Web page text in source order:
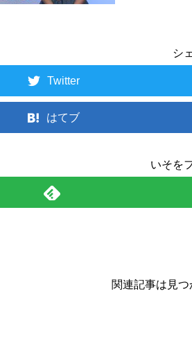
シ
Twitter
はてブ
いそを
関連記事は見